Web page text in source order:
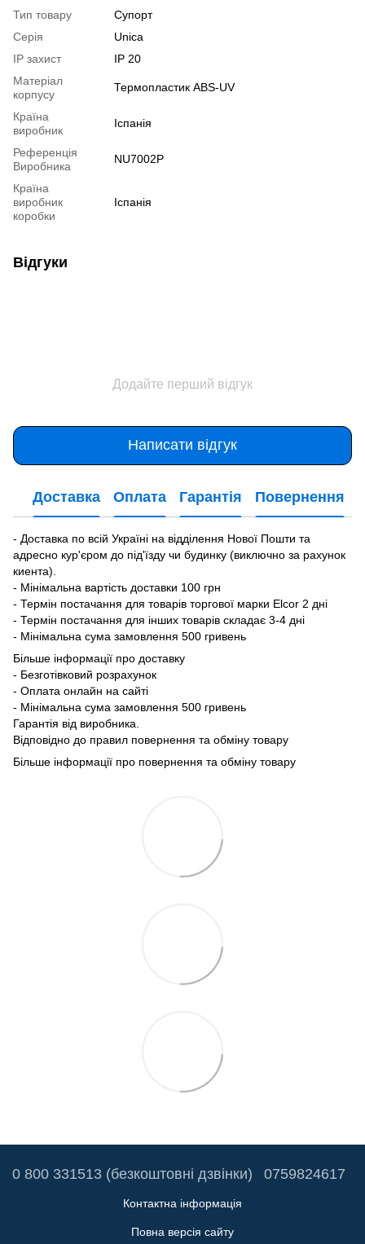
Тип товару
Супорт
Серія
Unica
IP захист
IP 20
Матеріал
корпусу
Термопластик ABS-UV
Країна
виробник
Іспанія
Референція
Виробника
NU7002P
Країна
виробник
коробки
Іспанія
Відгуки
Додайте перший відгук
Написати відгук
Доставка Оплата Гарантія Повернення
- Доставка по всій Україні на відділення Нової Пошти та
адресно кур'єром до під'їзду чи будинку (виключно за рахунок
киента).
- Мінімальна вартість доставки 100 грн
- Термін постачання для товарів торгової марки Elcor 2 дні
- Термін постачання для інших товарів складає 3-4 дні
- Мінімальна сума замовлення 500 гривень
Більше інформації про доставку
- Безготівковий розрахунок
- Оплата онлайн на сайті
- Мінімальна сума замовлення 500 гривень
Гарантія від виробника.
Відповідно до правил повернення та обміну товару
Більше інформації про повернення та обміну товару
0 800 331513 (безкоштовні дзвінки) 0759824617
Контактна інформація
Повна версія сайту